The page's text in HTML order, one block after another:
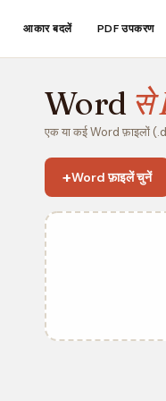
आकार बदलें PDF उपकरण
Word से
एक या कई Word फ़ाइलों
+Word फ़ाइलें चुनें